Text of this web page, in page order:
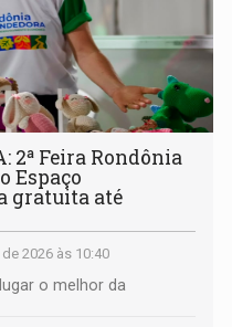
2ª Feira Rondônia
Espaço
gratuita até
2026 às 10:40
o melhor da